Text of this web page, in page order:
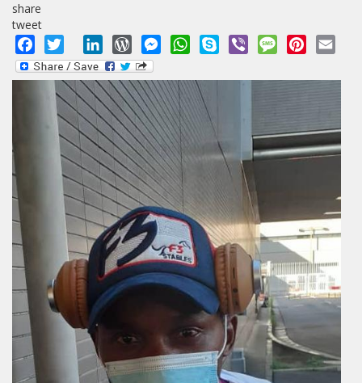
share
tweet
Facebook
Twitter LinkedInWordPressMessengerWhatsApp
Skype Viber MessagePinterest